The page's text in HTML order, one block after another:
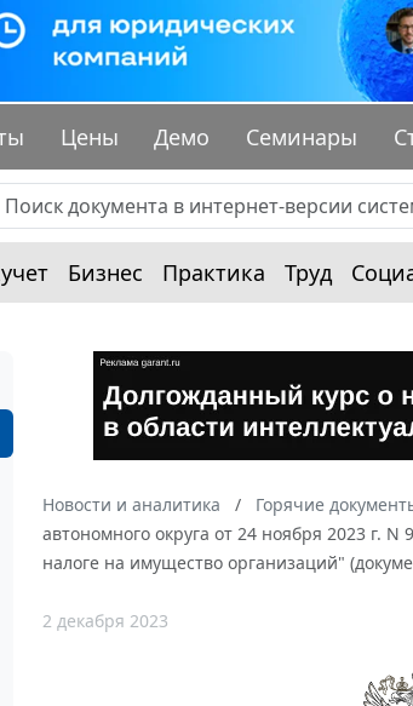
Цены Демо Семинары
Бизнес Практика Труд
Новости и аналитика Горячие
автономного округа от 24 ноября 2023 г.
налоге на имущество организаций"
2 декабря 2023